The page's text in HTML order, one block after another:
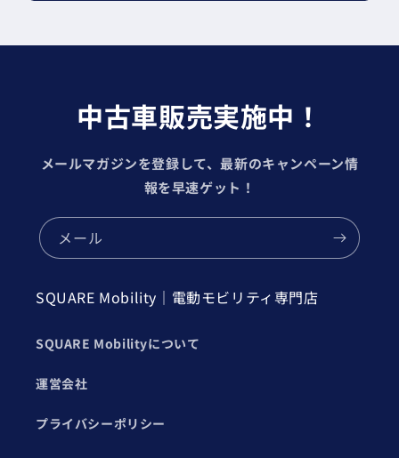
中古車販売実施中！
メールマガジンを登録して、最新のキャンペーン情
報を早速ゲット！
メール
SQUARE Mobility｜電動モビリティ専門店
SQUARE Mobilityについて
運営会社
プライバシーポリシー